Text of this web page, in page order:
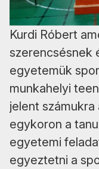
Kurdi Róbert
szerencsésnek
egyetemük
munkahelyi
jelent
egykoron a
egyetemi
egyeztetni a